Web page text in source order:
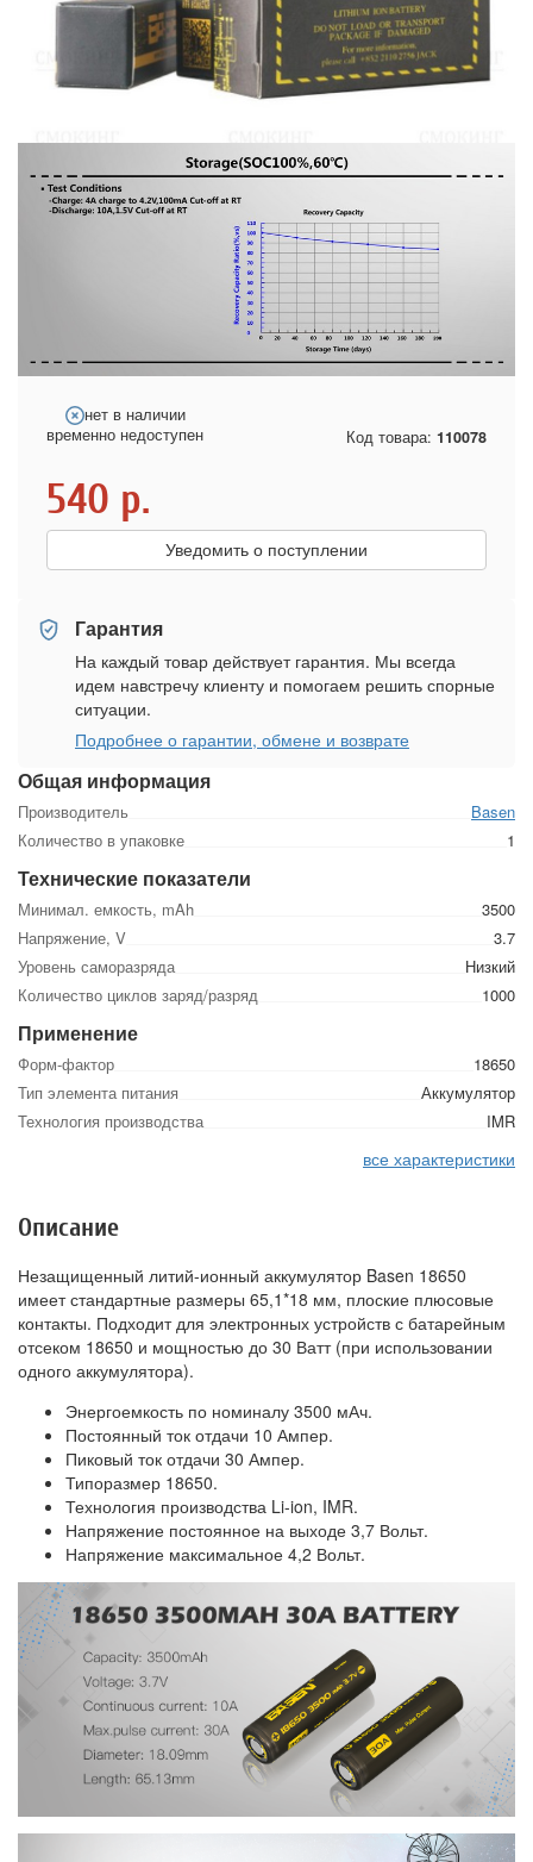
Общая информация
Производитель
Basen
Количество в упаковке
1
Технические показатели
Минимал. емкость, mAh
3500
Напряжение, V
3.7
Уровень саморазряда
Низкий
Количество циклов заряд/разряд
1000
Применение
Форм-фактор
18650
Тип элемента питания
Аккумулятор
Технология производства
IMR
все характеристики
нет в наличии
временно недоступен
Код товара: 110078
540 р.
Уведомить о поступлении
Гарантия
На каждый товар действует гарантия. Мы всегда
идем навстречу клиенту и помогаем решить спорные
ситуации.
Подробнее о гарантии, обмене и возврате
Описание
Незащищенный литий-ионный аккумулятор Basen 18650
имеет стандартные размеры 65,1*18 мм, плоские плюсовые
контакты. Подходит для электронных устройств с батарейным
отсеком 18650 и мощностью до 30 Ватт (при использовании
одного аккумулятора).
Энергоемкость по номиналу 3500 мАч.
Постоянный ток отдачи 10 Ампер.
Пиковый ток отдачи 30 Ампер.
Типоразмер 18650.
Технология производства Li-ion, IMR.
Напряжение постоянное на выходе 3,7 Вольт.
Напряжение максимальное 4,2 Вольт.